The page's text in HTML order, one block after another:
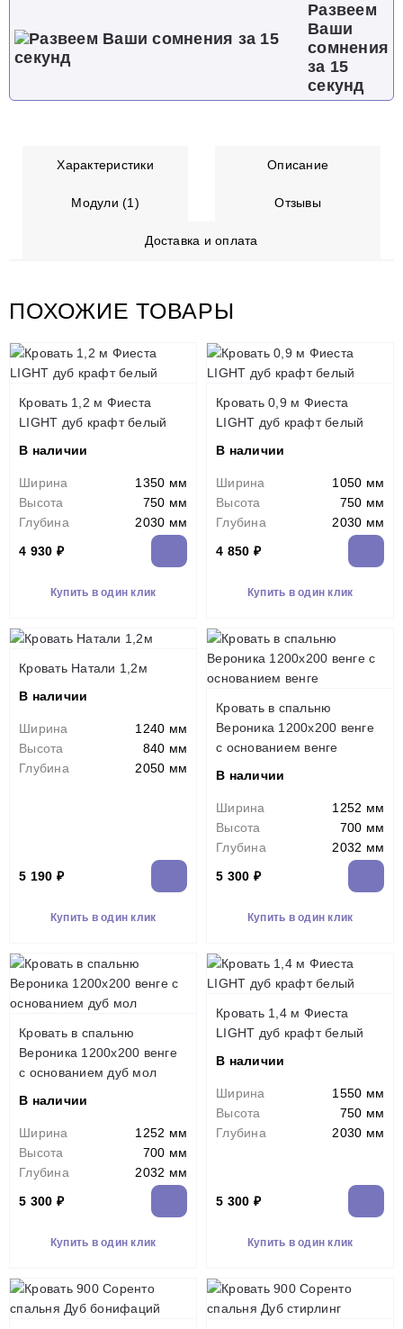
Развеем
Ваши
сомнения
за 15
секунд
Характеристики Описание
Модули (1) Отзывы
Доставка и оплата
ПОХОЖИЕ ТОВАРЫ
Кровать 1,2 м Фиеста
LIGHT дуб крафт белый
В наличии
Ширина
1350 мм
Высота
750 мм
Глубина
2030 мм
4 930 ₽
Купить в один клик
Кровать 0,9 м Фиеста
LIGHT дуб крафт белый
В наличии
Ширина
1050 мм
Высота
750 мм
Глубина
2030 мм
4 850 ₽
Купить в один клик
Кровать Натали 1,2м
В наличии
Ширина
1240 мм
Высота
840 мм
Глубина
2050 мм
5 190 ₽
Купить в один клик
Кровать в спальню
Вероника 1200х200 венге
с основанием венге
В наличии
Ширина
1252 мм
Высота
700 мм
Глубина
2032 мм
5 300 ₽
Купить в один клик
Кровать в спальню
Вероника 1200х200 венге
с основанием дуб мол
В наличии
Ширина
1252 мм
Высота
700 мм
Глубина
2032 мм
5 300 ₽
Купить в один клик
Кровать 1,4 м Фиеста
LIGHT дуб крафт белый
В наличии
Ширина
1550 мм
Высота
750 мм
Глубина
2030 мм
5 300 ₽
Купить в один клик